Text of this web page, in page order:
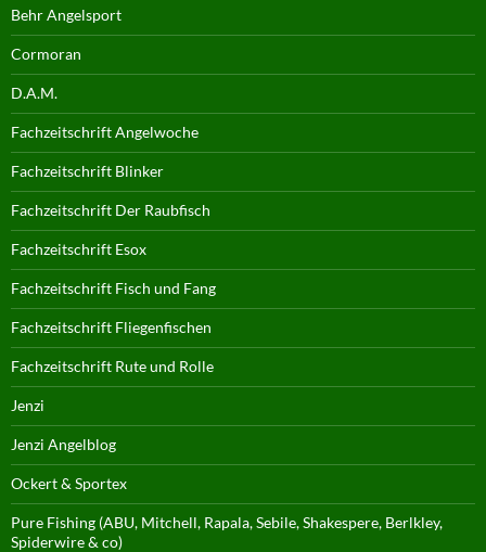
Behr Angelsport
Cormoran
D.A.M.
Fachzeitschrift Angelwoche
Fachzeitschrift Blinker
Fachzeitschrift Der Raubfisch
Fachzeitschrift Esox
Fachzeitschrift Fisch und Fang
Fachzeitschrift Fliegenfischen
Fachzeitschrift Rute und Rolle
Jenzi
Jenzi Angelblog
Ockert & Sportex
Pure Fishing (ABU, Mitchell, Rapala, Sebile, Shakespere, Berlkley,
Spiderwire & co)